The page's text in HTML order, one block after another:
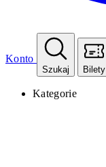
Konto
Szukaj Bilety
Kategorie